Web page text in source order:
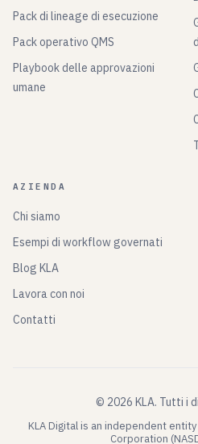
Pack di lineage di esecuzione
Pack operativo QMS
Playbook delle approvazioni
umane
AZIENDA
Chi siamo
Esempi di workflow governati
Blog KLA
Lavora con noi
Contatti
© 2026 KLA. Tutti i
KLA Digital is an independent
Corporation